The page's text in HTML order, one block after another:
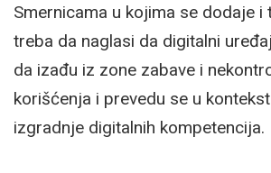
Smernicama u kojima se dodaje i
treba da naglasi da digitalni
da izađu iz zone zabave i
korišćenja i prevedu se u
izgradnje digitalnih kompetencija.